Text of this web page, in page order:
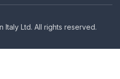
Italy Ltd. All rights reserved.